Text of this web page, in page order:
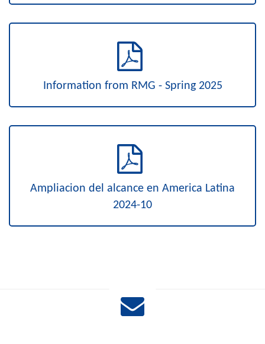
Information from RMG - Spring 2025
Ampliacion del alcance en America Latina
2024-10